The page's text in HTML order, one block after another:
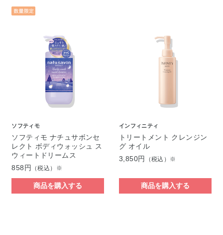
ソフティモ
ソフティモ ナチュサボンセ
レクト ボディウォッシュ ス
ウィートドリームス
858円 （税込）※
商品を購入する
インフィニティ
トリートメント クレンジン
グ オイル
3,850円
（税込）※
商品を購入する